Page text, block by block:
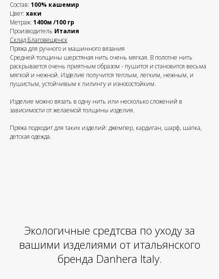
Состав: 100% кашемир
Цвет: хаки
Метраж: 1400м /100 гр
Производитель Италия
Склад Благовещенск
Пряжа для ручного и машинного вязания
Средней толщины шерстяная нить очень мягкая. В полотне нить
раскрывается очень приятным образом - пушится и становится весьма
мягкой и нежной. Изделие получится теплым, легким, нежным, и
пушистым, устойчивым к пилингу и износостойким.
Изделие можно вязать в одну нить или несколько сложений в
зависимости от желаемой толщины изделия.
Пряжа подходит для таких изделий: джемпер, кардиган, шарф, шапка,
детская одежда.
Экологичные средтсва по уходу за
вашими изделиями от итальянского
бренда Danhera Italy.